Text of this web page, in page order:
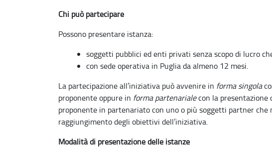
Chi può partecipare
Possono presentare istanza:
soggetti pubblici ed enti privati senza scopo di lucro
con sede operativa in Puglia da almeno 12 mesi.
La partecipazione all’iniziativa può avvenire in forma singola
proponente oppure in forma partenarialecon la presentazione
proponente in partenariato con uno o più soggetti partner
raggiungimento degli obiettivi dell’iniziativa.
Modalità di presentazione delle istanze